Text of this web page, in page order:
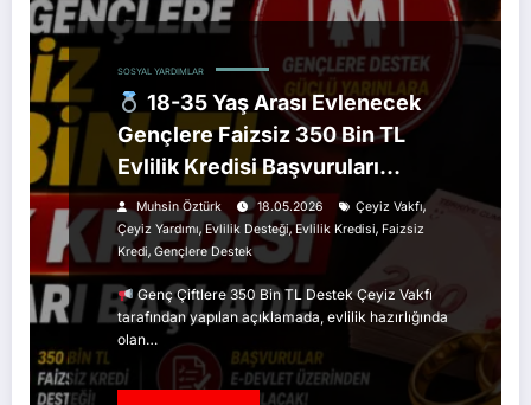
SOSYAL YARDIMLAR
18-35 Yaş Arası Evlenecek
Gençlere Faizsiz 350 Bin TL
Evlilik Kredisi Başvuruları
Başladı
Muhsin Öztürk 18.05.2026 Çeyiz Vakfı,
Çeyiz Yardımı,Evlilik Desteği,Evlilik Kredisi, Faizsiz
Kredi, Gençlere Destek
Genç Çiftlere 350 Bin TL Destek Çeyiz Vakfı
tarafından yapılan açıklamada, evlilik hazırlığında
olan…